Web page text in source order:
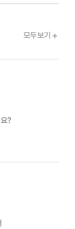
문장웹진
모두보기